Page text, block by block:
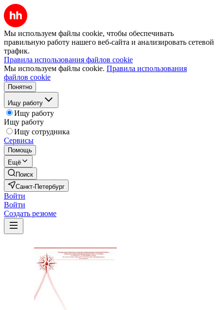
Мы используем файлы cookie, чтобы обеспечивать
правильную работу нашего веб-сайта и анализировать сетевой
трафик.
Правила использования файлов cookie
Мы используем файлы cookie. Правила использования
файлов cookie
Понятно
Ищу работу
Ищу работу
Ищу работу
Ищу сотрудника
Сервисы
Помощь
Ещё
Поиск
Санкт-Петербург
Войти
Войти
Создать резюме